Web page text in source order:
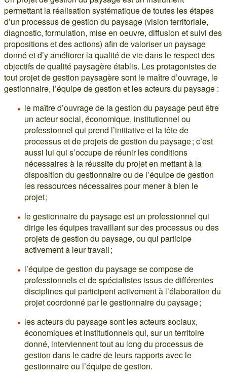
permettant la réalisation systématique de toutes les étapes
d’un processus de gestion du paysage (vision territoriale,
diagnostic, formulation, mise en oeuvre, diffusion et suivi des
propositions et des actions) afin de valoriser un paysage
donné et d’y améliorer la qualité de vie dans le respect des
objectifs de qualité paysagère établis. Les protagonistes de
tout projet de gestion paysagère sont le maître d’ouvrage, le
gestionnaire, l’équipe de gestion et les acteurs du paysage :
le maître d’ouvrage de la gestion du paysage peut être
un acteur social, économique, institutionnel ou
professionnel qui prend l’initiative et la tête de
processus et de projets de gestion du paysage ; c’est
aussi lui qui s’occupe de réunir les conditions
nécessaires à la réussite du projet en mettant à la
disposition du gestionnaire ou de l’équipe de gestion
les ressources nécessaires pour mener à bien le
projet ;
le gestionnaire du paysage est un professionnel qui
dirige les équipes travaillant sur des processus ou des
projets de gestion du paysage, ou qui participe
activement à leur travail ;
l’équipe de gestion du paysage se compose de
professionnels et de spécialistes issus de différentes
disciplines qui participent activement à l’élaboration du
projet coordonné par le gestionnaire du paysage ;
les acteurs du paysage sont les acteurs sociaux,
économiques et institutionnels qui, sur un territoire
donné, interviennent tout au long du processus de
gestion dans le cadre de leurs rapports avec le
gestionnaire ou l’équipe de gestion.